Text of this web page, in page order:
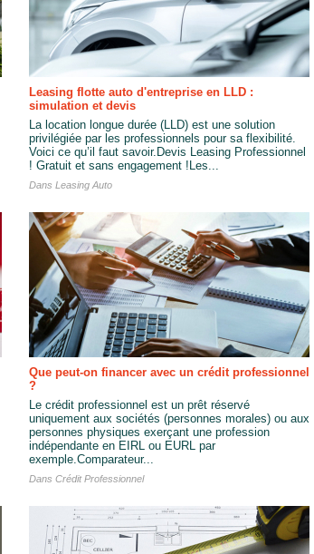
Leasing flotte auto d'entreprise en LLD :
simulation et devis
La location longue durée (LLD) est une solution
privilégiée par les professionnels pour sa flexibilité.
Voici ce qu’il faut savoir.Devis Leasing Professionnel
! Gratuit et sans engagement !Les...
Dans Leasing Auto
Que peut-on financer avec un crédit professionnel
?
Le crédit professionnel est un prêt réservé
uniquement aux sociétés (personnes morales) ou aux
personnes physiques exerçant une profession
indépendante en EIRL ou EURL par
exemple.Comparateur...
Dans Crédit Professionnel